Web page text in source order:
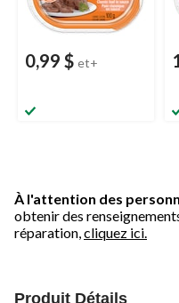
0,99 $ et+
À l'attention des
obtenir des
réparation, cliquez ici.
Produit Détails